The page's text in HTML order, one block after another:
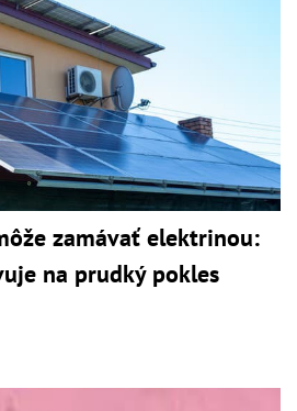
zamávať elektrinou:
na prudký pokles